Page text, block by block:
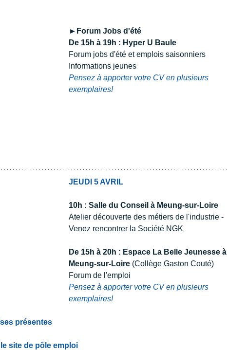
►Forum Jobs d'été
De 15h à 19h : Hyper U Baule
Forum jobs d'été et emplois saisonniers
Informations jeunes
Pensez à apporter votre CV en plusieurs
exemplaires!
​​JEUDI 5 AVRIL
10h : Salle du Conseil à Meung-sur-Loire
Atelier découverte des métiers de l'industrie -
Venez rencontrer la Société NGK
De 15h à 20h : Espace La Belle Jeunesse à
Meung-sur-Loire (Collège Gaston Couté)
Forum de l'emploi
Pensez à apporter votre CV en plusieurs
exemplaires!
présentes
site de pôle emploi